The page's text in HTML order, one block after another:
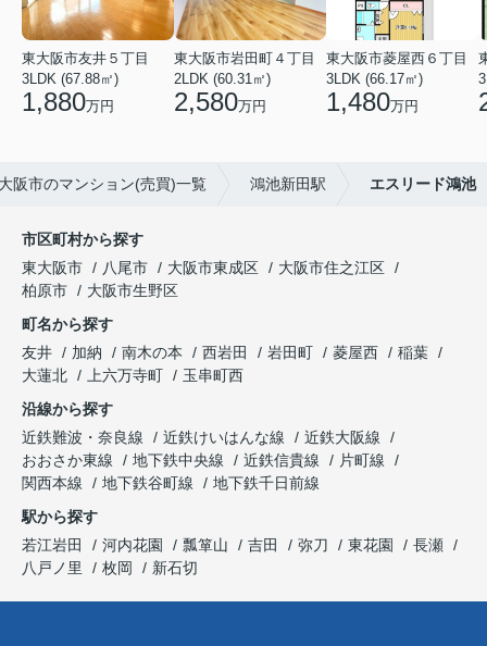
東大阪市友井５丁目
3LDK (67.88㎡)
1,880万円
東大阪市岩田町４丁目
2LDK (60.31㎡)
2,580万円
東大阪市菱屋西６丁目
3LDK (66.17㎡)
1,480万円
阪市のマンション(売買)一覧 鴻池新田駅 エスリード鴻池
市区町村から探す
東大阪市
八尾市 大阪市東成区
大阪市住之江区
柏原市
大阪市生野区
町名から探す
友井
加納 南木の本 西岩田 岩田町 菱屋西
稲葉
大蓮北
上六万寺町
玉串町西
沿線から探す
近鉄難波・奈良線
近鉄けいはんな線
近鉄大阪線
おおさか東線
地下鉄中央線 近鉄信貴線
片町線
関西本線
地下鉄谷町線
地下鉄千日前線
駅から探す
若江岩田
河内花園 瓢箪山 吉田 弥刀 東花園
長瀬
八戸ノ里
枚岡 新石切